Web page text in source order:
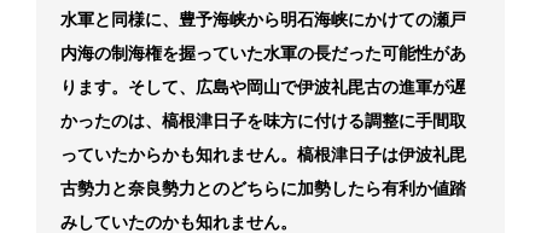
水軍と同様に、豊予海峡から明石海峡にかけての瀬戸
内海の制海権を握っていた水軍の長だった可能性があ
ります。そして、広島や岡山で伊波礼毘古の進軍が遅
かったのは、槁根津日子を味方に付ける調整に手間取
っていたからかも知れません。槁根津日子は伊波礼毘
古勢力と奈良勢力とのどちらに加勢したら有利か値踏
みしていたのかも知れません。